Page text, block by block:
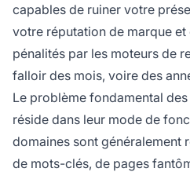
capables de ruiner votre
votre réputation de marque et
pénalités par les moteurs de
falloir des mois, voire des
Le problème fondamental
réside dans leur mode de
domaines sont généralement
de mots-clés, de pages